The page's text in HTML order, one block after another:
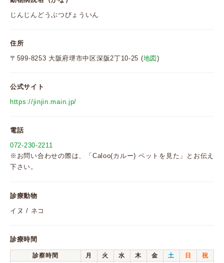
じんじんどうぶつびょういん
住所
〒599-8253 大阪府堺市中区深阪2丁10-25 (地図)
公式サイト
https://jinjin.main.jp/
電話
072-230-2211
※お問い合わせの際は、「Caloo(カルー) ペットを見た」とお伝え
下さい。
診療動物
イヌ / ネコ
診療時間
診察時間 月 火 水 木 金 土 日
祝